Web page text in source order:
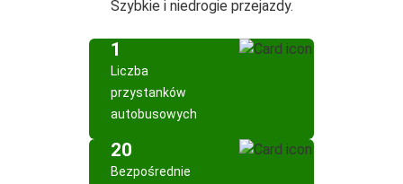
Szybkie i niedrogie przejazdy.
1
Liczba
przystanków
autobusowych
20
Bezpośrednie